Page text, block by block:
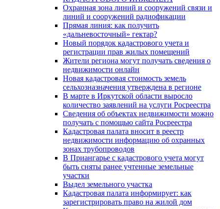
Охранная зона линий и сооружений связи и
линий и сооружений радиофикации
Прямая линия: как получить
«дальневосточный» гектар?
Новый порядок кадастрового учета и
регистрации прав жилых помещений
Жители региона могут получать сведения о
недвижимости онлайн
Новая кадастровая стоимость земель
сельхозназначения утверждена в регионе
В марте в Иркутской области выросло
количество заявлений на услуги Росреестра
Сведения об объектах недвижимости можно
получать с помощью сайта Росреестра
Кадастровая палата вносит в реестр
недвижимости информацию об охранных
зонах трубопроводов
В Приангарье с кадастрового учета могут
быть сняты ранее учтенные земельные
участки
Выдел земельного участка
Кадастровая палата информирует: как
зарегистрировать право на жилой дом